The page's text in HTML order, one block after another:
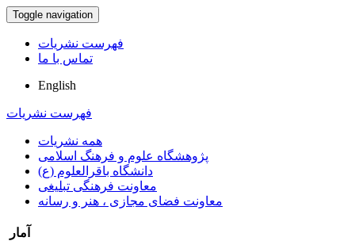
Toggle navigation
فهرست نشریات
تماس با ما
English
فهرست نشریات
همه نشریات
پژوهشگاه علوم و فرهنگ اسلامی
دانشگاه باقرالعلوم (ع)
معاونت فرهنگی تبلیغی
معاونت فضای مجازی ، هنر و رسانه
آمار